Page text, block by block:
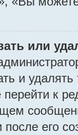
или
и
к
его